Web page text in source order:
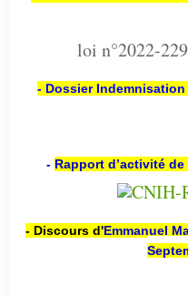
loi n°2022-
- Dossier Indemnisation
- Rapport d’activité de
- Discours d'Emmanuel